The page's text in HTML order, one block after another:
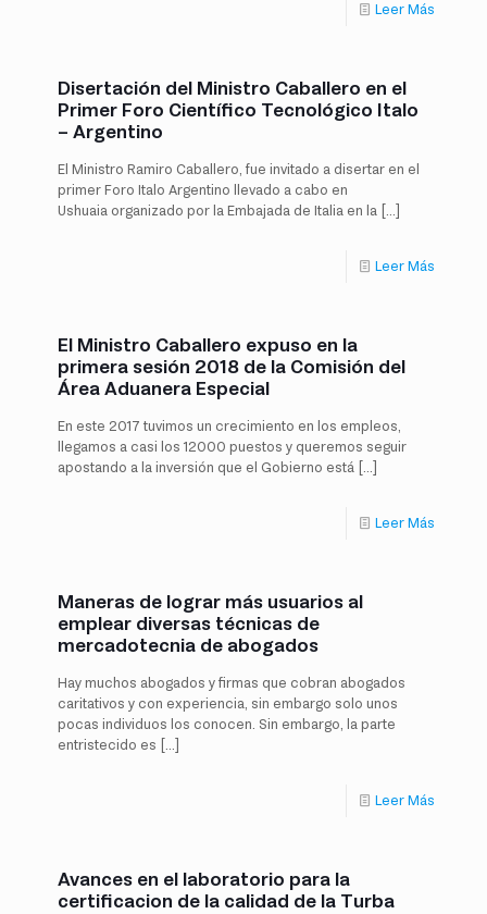
Leer Más
Disertación del Ministro Caballero en el
Primer Foro Científico Tecnológico Italo
– Argentino
El Ministro Ramiro Caballero, fue invitado a disertar en el
primer Foro Italo Argentino llevado a cabo en
Ushuaia organizado por la Embajada de Italia en la […]
Leer Más
El Ministro Caballero expuso en la
primera sesión 2018 de la Comisión del
Área Aduanera Especial
En este 2017 tuvimos un crecimiento en los empleos,
llegamos a casi los 12000 puestos y queremos seguir
apostando a la inversión que el Gobierno está […]
Leer Más
Maneras de lograr más usuarios al
emplear diversas técnicas de
mercadotecnia de abogados
Hay muchos abogados y firmas que cobran abogados
caritativos y con experiencia, sin embargo solo unos
pocas individuos los conocen. Sin embargo, la parte
entristecido es […]
Leer Más
Avances en el laboratorio para la
certificacion de la calidad de la Turba